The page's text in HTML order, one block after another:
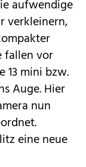
aufwendige
verkleinern,
fallen vor
13 mini bzw.
Auge. Hier
nun
eine neue